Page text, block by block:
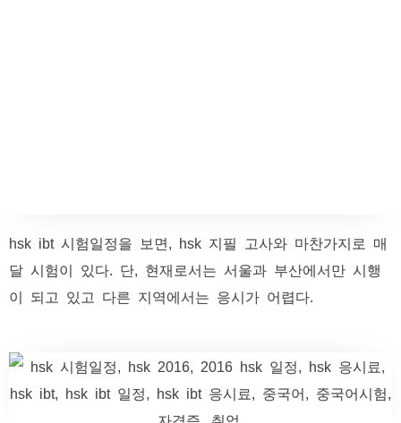
hsk ibt 시험일정을 보면, hsk 지필 고사와 마찬가지로 매
달 시험이 있다. 단, 현재로서는 서울과 부산에서만 시행
이 되고 있고 다른 지역에서는 응시가 어렵다.